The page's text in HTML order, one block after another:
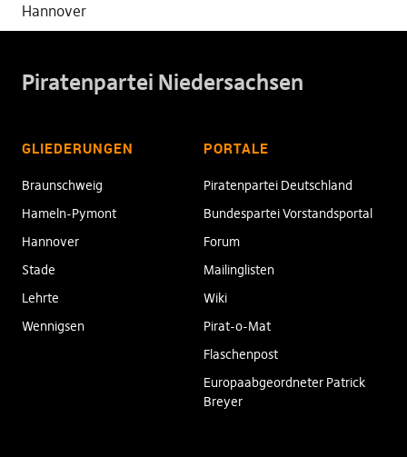
Hannover
Piratenpartei Niedersachsen
GLIEDERUNGEN
Braunschweig
Hameln-Pymont
Hannover
Stade
Lehrte
Wennigsen
PORTALE
Piratenpartei Deutschland
Bundespartei Vorstandsportal
Forum
Mailinglisten
Wiki
Pirat-o-Mat
Flaschenpost
Europaabgeordneter Patrick
Breyer